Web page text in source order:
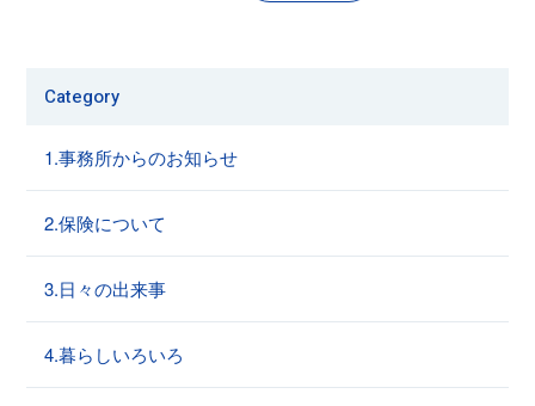
Category
1.事務所からのお知らせ
2.保険について
3.日々の出来事
4.暮らしいろいろ